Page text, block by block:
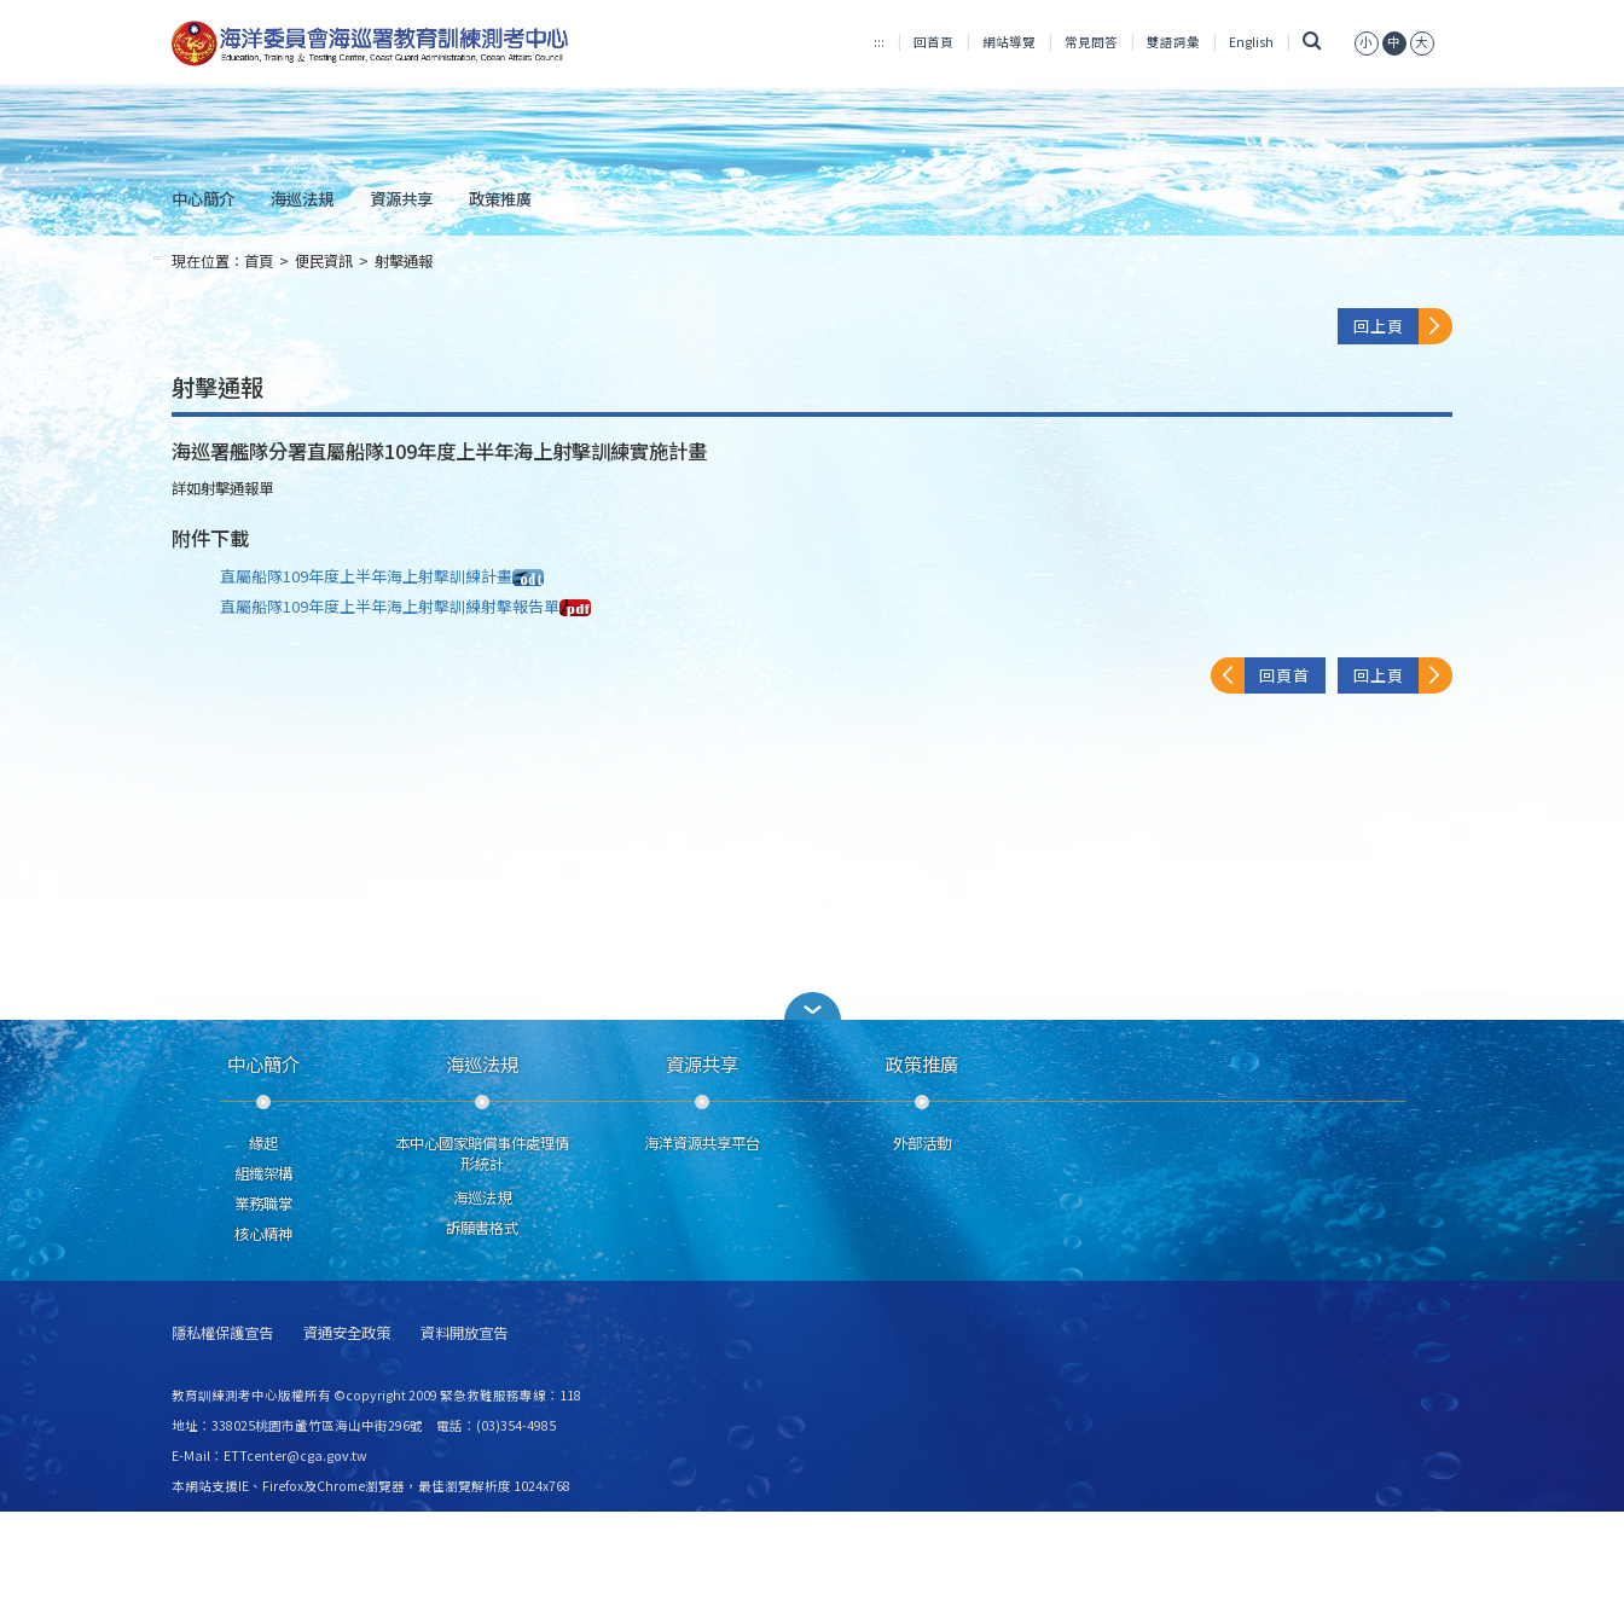
到
主
要
內
容
Skip
to
main
content
::: 回首頁 網站導覽 常見問答 雙語詞彙 English 小 中 大
中心簡介 海巡法規 資源共享 政策推廣
::: 現在位置： 首頁 > 便民資訊 > 射擊通報
回上頁
射擊通報
海巡署艦隊分署直屬船隊109年度上半年海上射擊訓練實施計畫
詳如射擊通報單
附件下載
直屬船隊109年度上半年海上射擊訓練計畫
直屬船隊109年度上半年海上射擊訓練射擊報告單
回頁首 回上頁
中心簡介
緣起
組織架構
業務職掌
核心精神
海巡法規
本中心國家賠償事件處理情
形統計
海巡法規
訴願書格式
資源共享
海洋資源共享平台
政策推廣
外部活動
隱私權保護宣告 資通安全政策 資料開放宣告
教育訓練測考中心版權所有 ©copyright 2009 緊急救難服務專線：118
地址：338025桃園市蘆竹區海山中街296號 電話：(03)354-4985
E-Mail：ETTcenter@cga.gov.tw
本網站支援IE、Firefox及Chrome瀏覽器，最佳瀏覽解析度 1024x768
更新日期115年08月08日 瀏覽人次2531136